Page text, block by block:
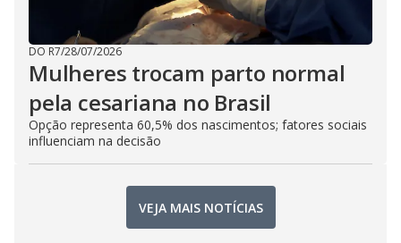
DO R7/28/07/2026
Mulheres trocam parto normal
pela cesariana no Brasil
Opção representa 60,5% dos nascimentos; fatores sociais
influenciam na decisão
VEJA MAIS NOTÍCIAS